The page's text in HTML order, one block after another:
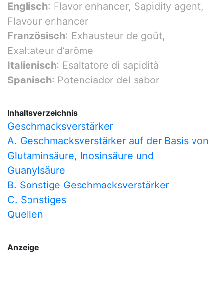
Englisch: Flavor enhancer, Sapidity agent,
Flavour enhancer
Französisch: Exhausteur de goût,
Exaltateur d’arôme
Italienisch: Esaltatore di sapidità
Spanisch: Potenciador del sabor
Inhaltsverzeichnis
Geschmacksverstärker
A. Geschmacksverstärker auf der Basis von
Glutaminsäure, Inosinsäure und
Guanylsäure
B. Sonstige Geschmacksverstärker
C. Sonstiges
Quellen
Anzeige